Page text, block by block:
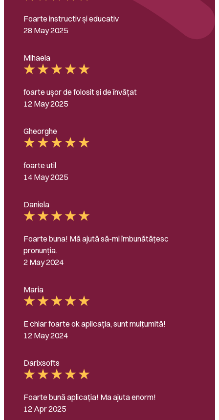
Foarte instructiv și educativ
28 May 2025
Mihaela
foarte ușor de folosit și de învățat
12 May 2025
Gheorghe
foarte util
14 May 2025
Daniela
Foarte buna! Mă ajută să-mi îmbunătățesc
pronunția.
2 May 2024
Maria
E chiar foarte ok aplicația, sunt mulțumită!
12 May 2024
Darixsofts
Foarte bună aplicația! Ma ajuta enorm!
12 Apr 2025